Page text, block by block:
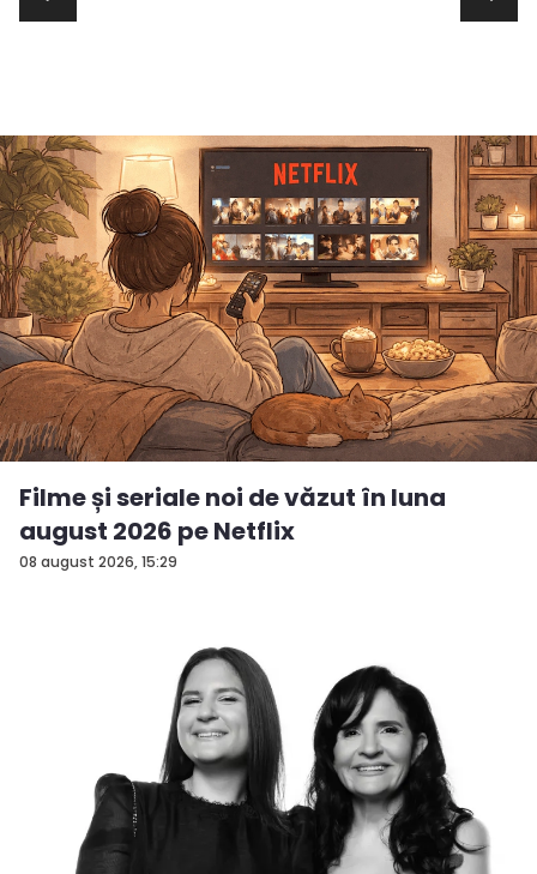
08 august 2026, 15:29
Filme și seriale noi de văzut în luna
august 2026 pe Netflix